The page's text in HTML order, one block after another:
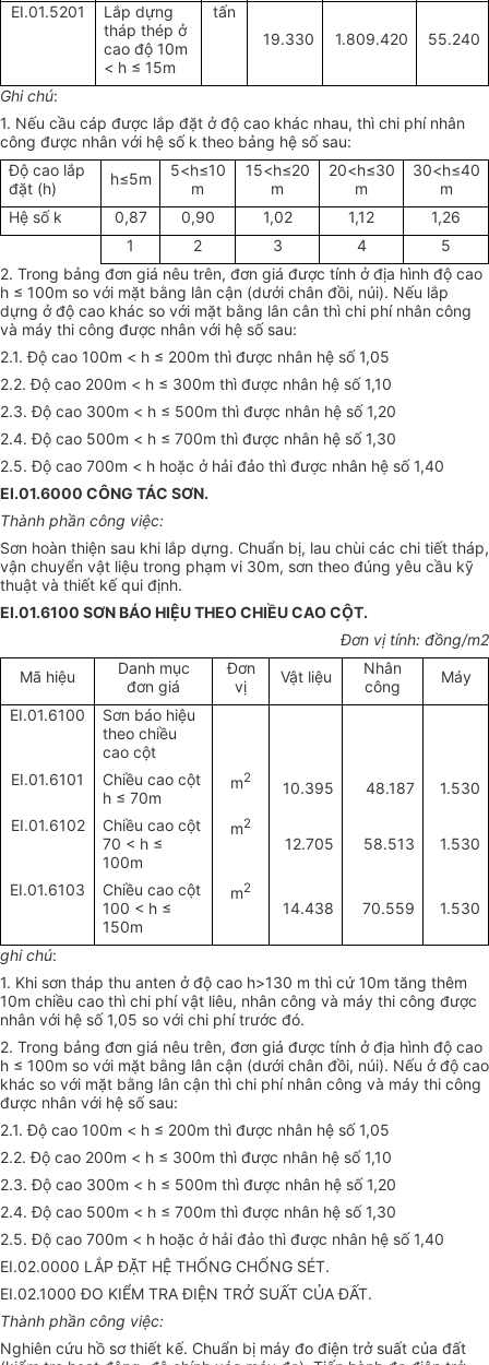
EI.01.5201
Lắp dựng
tháp thép ở
cao độ 10m
< h ≤ 15m
tấn
19.330
1.809.420 55.240
Ghi chú:
1. Nếu cầu cáp được lắp đặt ở độ cao khác nhau, thì chi phí nhân
công được nhân với hệ số k theo bảng hệ số sau:
Độ cao lắp
đặt (h)
h≤5m
5<h≤10
m
15<h≤20
m
20<h≤30
m
30<h≤40
m
Hệ số k
0,87 0,90 1,02 1,12
1,26
1
2 3 4
5
2. Trong bảng đơn giá nêu trên, đơn giá được tính ở địa hình độ cao
h ≤ 100m so với mặt bằng lân cận (dưới chân đồi, núi). Nếu lắp
dựng ở độ cao khác so với mặt bằng lân cân thì chi phí nhân công
và máy thi công được nhân với hệ số sau:
2.1. Độ cao 100m < h ≤ 200m thì được nhân hệ số 1,05
2.2. Độ cao 200m < h ≤ 300m thì được nhân hệ số 1,10
2.3. Độ cao 300m < h ≤ 500m thì được nhân hệ số 1,20
2.4. Độ cao 500m < h ≤ 700m thì được nhân hệ số 1,30
2.5. Độ cao 700m < h hoặc ở hải đảo thì được nhân hệ số 1,40
EI.01.6000 CÔNG TÁC SƠN.
Thành phần công việc:
Sơn hoàn thiện sau khi lắp dựng. Chuẩn bị, lau chùi các chi tiết tháp,
vận chuyển vật liệu trong phạm vi 30m, sơn theo đúng yêu cầu kỹ
thuật và thiết kế qui định.
EI.01.6100 SƠN BÁO HIỆU THEO CHIỀU CAO CỘT.
Đơn vị tính: đồng/m2
Mã hiệu
Danh mục
đơn giá
Đơn
vị
Vật liệu
Nhân
công
Máy
EI.01.6100
Sơn báo hiệu
theo chiều
cao cột
EI.01.6101
Chiều cao cột
h ≤ 70m
m2
10.395 48.187
1.530
EI.01.6102
Chiều cao cột
70 < h ≤
100m
m2
12.705 58.513 1.530
EI.01.6103
Chiều cao cột
100 < h ≤
150m
m2
14.438 70.559 1.530
ghi chú:
1. Khi sơn tháp thu anten ở độ cao h>130 m thì cứ 10m tăng thêm
10m chiều cao thì chi phí vật liêu, nhân công và máy thi công được
nhân với hệ số 1,05 so với chi phí trước đó.
2. Trong bảng đơn giá nêu trên, đơn giá được tính ở địa hình độ cao
h ≤ 100m so với mặt bằng lân cận (dưới chân đồi, núi). Nếu ở độ cao
khác so với mặt bằng lân cận thì chi phí nhân công và máy thi công
được nhân với hệ số sau:
2.1. Độ cao 100m < h ≤ 200m thì được nhân hệ số 1,05
2.2. Độ cao 200m < h ≤ 300m thì được nhân hệ số 1,10
2.3. Độ cao 300m < h ≤ 500m thì được nhân hệ số 1,20
2.4. Độ cao 500m < h ≤ 700m thì được nhân hệ số 1,30
2.5. Độ cao 700m < h hoặc ở hải đảo thì được nhân hệ số 1,40
EI.02.0000 LẮP ĐẶT HỆ THỐNG CHỐNG SÉT.
EI.02.1000 ĐO KIỂM TRA ĐIỆN TRỞ SUẤT CỦA ĐẤT.
Thành phần công việc:
Nghiên cứu hồ sơ thiết kế. Chuẩn bị máy đo điện trở suất của đất